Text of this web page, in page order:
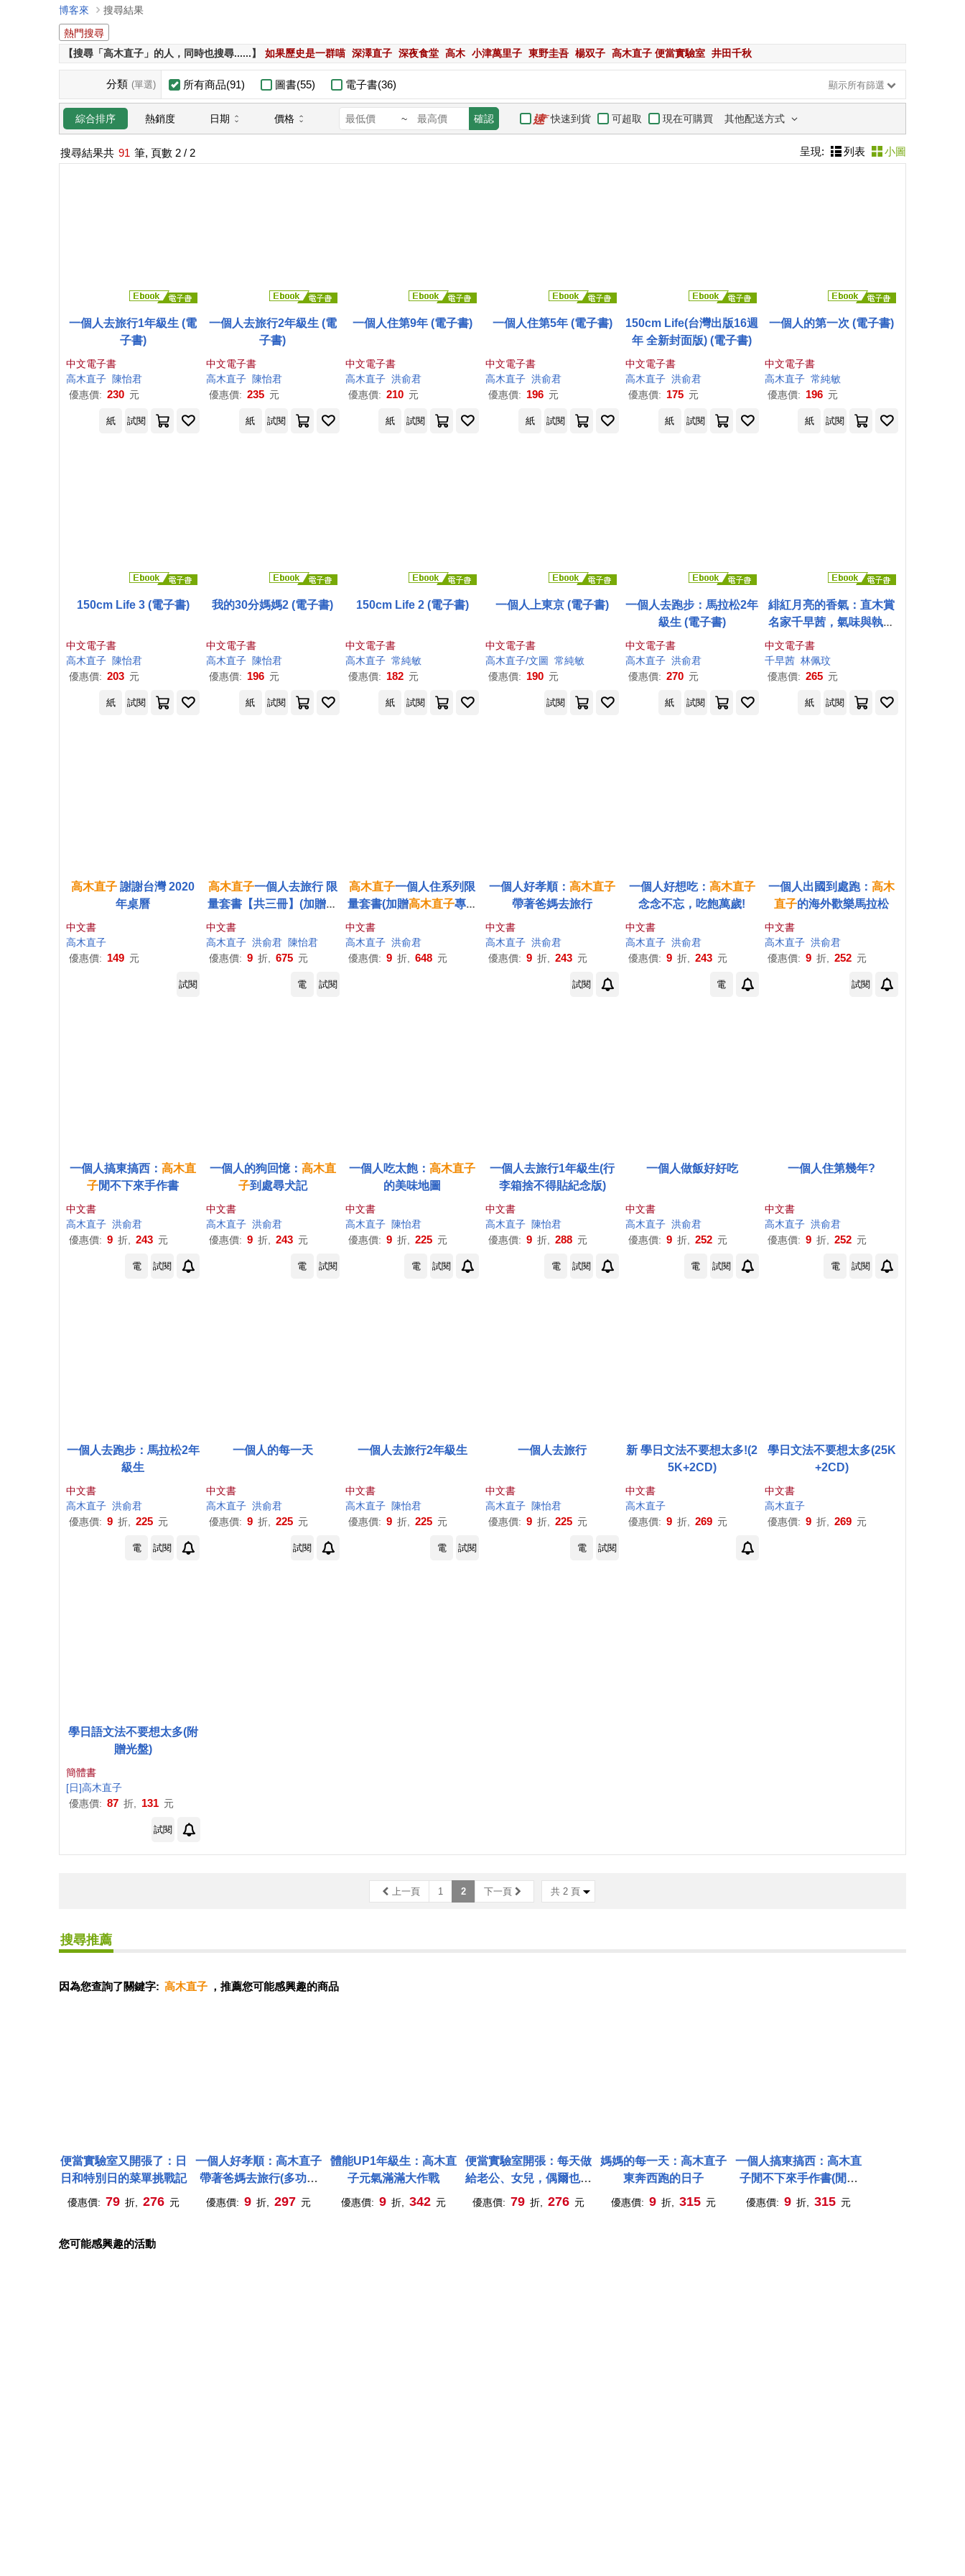
博客來
搜尋結果
熱門搜尋
【搜尋「高木直子」的人，同時也搜尋......】
如果歷史是一群喵 深澤直子 深夜食堂 高木 小津萬里子 東野圭吾 楊双子 高木直子 便當實驗室 井田千秋
分類 (單選) 所有商品(91) 圖書(55) 電子書(36) 顯示所有篩選
綜合排序 熱銷度 日期 價格 ~ 確認 快速到貨 可超取 現在可購買 其他配送方式
搜尋結果共 91 筆, 頁數 2 / 2 呈現: 列表 小圖
一個人去旅行1年級生 (電
子書)
中文電子書
高木直子
陳怡君
優惠價: 230 元
一個人去旅行2年級生 (電
子書)
中文電子書
高木直子
陳怡君
優惠價: 235 元
一個人住第9年 (電子書)
中文電子書
高木直子 洪俞君
優惠價: 210 元
一個人住第5年 (電子書)
中文電子書
高木直子 洪俞君
優惠價: 196 元
150cm Life(台灣出版16週
年 全新封面版) (電子書)
中文電子書
高木直子 洪俞君
優惠價: 175 元
一個人的第一次 (電子書)
中文電子書
高木直子 常純敏
優惠價: 196 元
紙 試閱 紙 試閱 紙 試閱 紙 試閱 紙 試閱 紙 試閱
150cm Life 3 (電子書)
中文電子書
高木直子
陳怡君
優惠價: 203 元
我的30分媽媽2 (電子書)
中文電子書
高木直子
陳怡君
優惠價: 196 元
150cm Life 2 (電子書)
中文電子書
高木直子 常純敏
優惠價: 182 元
一個人上東京 (電子書)
中文電子書
高木直子/文圖
常純敏
優惠價: 190 元
一個人去跑步：馬拉松2年
級生 (電子書)
中文電子書
高木直子 洪俞君
優惠價: 270 元
緋紅月亮的香氣：直木賞
名家千早茜，氣味與執念
的最高傑作! (電子書)
中文電子書
千早茜 林佩玟
優惠價: 265 元
紙 試閱 紙 試閱 紙 試閱 試閱 紙 試閱 紙 試閱
高木直子 謝謝台灣 2020
年桌曆
中文書
高木直子
優惠價: 149 元
高木直子一個人去旅行 限
量套書【共三冊】(加贈高
木直子
中文書
高木直子 洪俞君
陳怡君
優惠價: 9 折, 675 元
高木直子一個人住系列限
量套書(加贈高木直子專屬
中文書
高木直子 洪俞君
優惠價: 9 折, 648 元
一個人好孝順：高木直子
帶著爸媽去旅行
中文書
高木直子 洪俞君
優惠價: 9 折, 243 元
一個人好想吃： 高木直子
念念不忘，吃飽萬歲!
中文書
高木直子 洪俞君
優惠價: 9 折, 243 元
一個人出國到處跑：高木
直子的海外歡樂馬拉松
中文書
高木直子 洪俞君
優惠價: 9 折, 252 元
試閱 電 試閱 試閱 電 試閱
一個人搞東搞西： 高木直
子閒不下來手作書
中文書
高木直子 洪俞君
優惠價: 9 折, 243 元
一個人的狗回憶： 高木直
子到處尋犬記
中文書
高木直子 洪俞君
優惠價: 9 折, 243 元
一個人吃太飽：高木直子
的美味地圖
中文書
高木直子
陳怡君
優惠價: 9 折, 225 元
一個人去旅行1年級生(行
李箱捨不得貼紀念版)
中文書
高木直子
陳怡君
優惠價: 9 折, 288 元
一個人做飯好好吃
中文書
高木直子 洪俞君
優惠價: 9 折, 252 元
一個人住第幾年?
中文書
高木直子 洪俞君
優惠價: 9 折, 252 元
電 試閱 電 試閱 電 試閱 電 試閱 電 試閱 電 試閱
一個人去跑步：馬拉松2年
級生
中文書
高木直子 洪俞君
優惠價: 9 折, 225 元
一個人的每一天
中文書
高木直子 洪俞君
優惠價: 9 折, 225 元
一個人去旅行2年級生
中文書
高木直子
陳怡君
優惠價: 9 折, 225 元
一個人去旅行
中文書
高木直子
陳怡君
優惠價: 9 折, 225 元
新 學日文法不要想太多!(2
5K+2CD)
中文書
高木直子
優惠價: 9 折, 269 元
學日文法不要想太多(25K
+2CD)
中文書
高木直子
優惠價: 9 折, 269 元
電 試閱 試閱 電 試閱 電 試閱
學日語文法不要想太多(附
贈光盤)
簡體書
[日]高木直子
優惠價: 87 折, 131 元
試閱
上一頁 1 2 下一頁
搜尋推薦
因為您查詢了關鍵字: 高木直子 ，推薦您可能感興趣的商品
便當實驗室又開張了：日
日和特別日的菜單挑戰記
優惠價: 79 折, 276 元
一個人好孝順：高木直子
帶著爸媽去旅行(多功能
收納票夾贈品版)
優惠價: 9 折, 297 元
體能UP1年級生：高木直
子元氣滿滿大作戰
優惠價: 9 折, 342 元
便當實驗室開張：每天做
給老公、女兒，偶爾也自
己吃
優惠價: 79 折, 276 元
媽媽的每一天：高木直子
東奔西跑的日子
優惠價: 9 折, 315 元
一個人搞東搞西：高木直
子閒不下來手作書(閒不
下來時間規畫本)
優惠價: 9 折, 315 元
您可能感興趣的活動